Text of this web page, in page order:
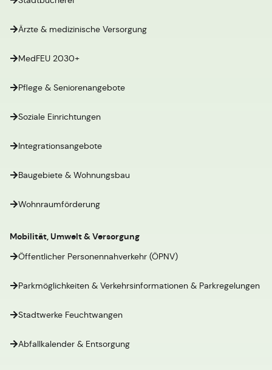
Ärzte & medizinische Versorgung
MedFEU 2030+
Pflege & Seniorenangebote
Soziale Einrichtungen
Integrationsangebote
Baugebiete & Wohnungsbau
Wohnraumförderung
Mobilität, Umwelt & Versorgung
Öffentlicher Personennahverkehr (ÖPNV)
Parkmöglichkeiten & Verkehrsinformationen & Parkregelungen
Stadtwerke Feuchtwangen
Abfallkalender & Entsorgung